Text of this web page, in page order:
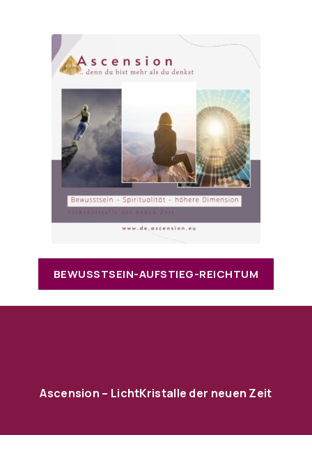
BEWUSSTSEIN-AUFSTIEG-REICHTUM
Ascension – LichtKristalle der neuen Zeit